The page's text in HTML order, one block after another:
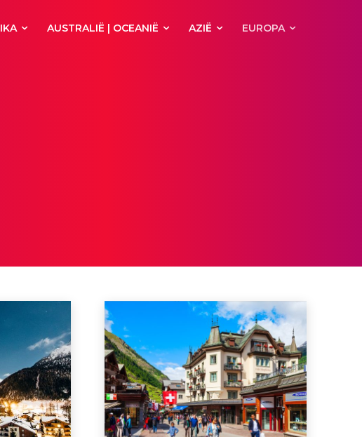
AUSTRALIË | OCEANIË AZIË EUROPA